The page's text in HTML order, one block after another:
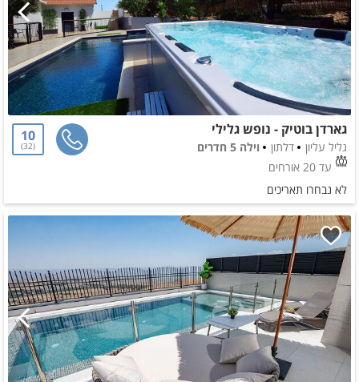
גארדן בוטיק - נופש גלילי
גליל עליון דלתון
וילה 5 חדרים
עד 20 אורחים
10
32
לא נבחרו תאריכים